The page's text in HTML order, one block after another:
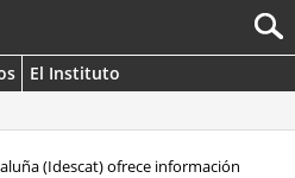
El Instituto
(Idescat) ofrece información